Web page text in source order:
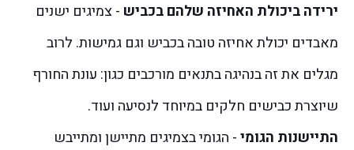
ירידה ביכולת האחיזה שלהם בכביש - צמיגים ישנים
מאבדים יכולת אחיזה טובה בכביש וגם גמישות. לרוב
מגלים את זה בנהיגה בתנאים מורכבים כגון: עונת החורף
שיוצרת כבישים חלקים במיוחד לנסיעה ועוד.
התיישנות הגומי- הגומי בצמיגים מתיישן ומתייבש